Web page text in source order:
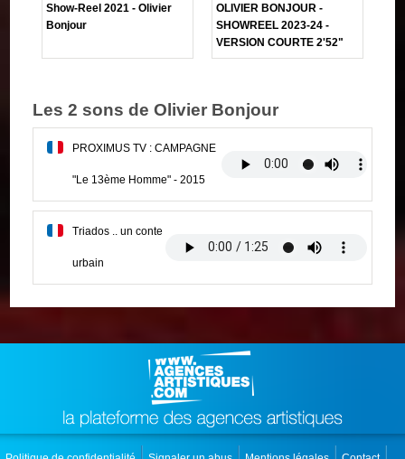
Show-Reel 2021 - Olivier
Bonjour
OLIVIER BONJOUR -
SHOWREEL 2023-24 -
VERSION COURTE 2'52"
Les 2 sons de Olivier Bonjour
PROXIMUS TV : CAMPAGNE
"Le 13ème Homme" - 2015
Triados .. un conte
urbain